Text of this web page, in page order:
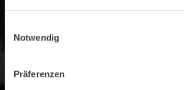
nutzt. Sie können Ihre Einwilligung
Trigger Symbol ändern oder widerrufen
Informationen über Ihre
Notwendig
Präferenzen